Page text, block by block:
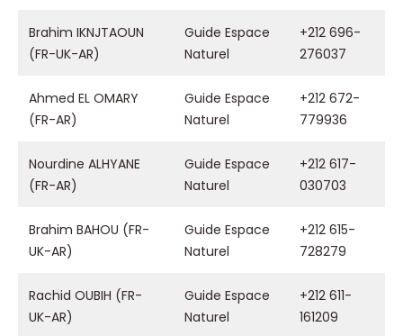
Brahim IKNJTAOUN
(FR-UK-AR)
Guide Espace
Naturel
+212 696-
276037
Ahmed EL OMARY
(FR-AR)
Guide Espace
Naturel
+212 672-
779936
Nourdine ALHYANE
(FR-AR)
Guide Espace
Naturel
+212 617-
030703
Brahim BAHOU (FR-
UK-AR)
Guide Espace
Naturel
+212 615-
728279
Rachid OUBIH (FR-
UK-AR)
Guide Espace
Naturel
+212 611-
161209